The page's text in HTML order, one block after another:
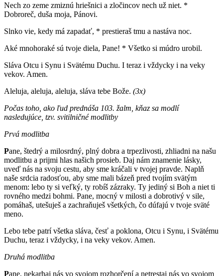
Nech zo zeme zmiznú hriešnici a zločincov nech už niet. *
Dobroreč, duša moja, Pánovi.
Slnko vie, kedy má zapadať, * prestieraš tmu a nastáva noc.
Aké mnohoraké sú tvoje diela, Pane! * Všetko si múdro urobil.
Sláva Otcu i Synu i Svätému Duchu. I teraz i vždycky i na veky
vekov. Amen.
Aleluja, aleluja, aleluja, sláva tebe Bože. (3x)
Počas toho, ako ľud prednáša 103. žalm, kňaz sa modlí
nasledujúce, tzv. svitilničné modlitby
Prvá modlitba
Pane, štedrý a milosrdný, plný dobra a trpezlivosti, zhliadni na našu
modlitbu a prijmi hlas našich prosieb. Daj nám znamenie lásky,
uveď nás na svoju cestu, aby sme kráčali v tvojej pravde. Naplň
naše srdcia radosťou, aby sme mali bázeň pred tvojím svätým
menom: lebo ty si veľký, ty robíš zázraky. Ty jediný si Boh a niet ti
rovného medzi bohmi. Pane, mocný v milosti a dobrotivý v sile,
pomáhaš, utešuješ a zachraňuješ všetkých, čo dúfajú v tvoje sväté
meno.
Lebo tebe patrí všetka sláva, česť a poklona, Otcu i Synu, i Svätému
Duchu, teraz i vždycky, i na veky vekov. Amen.
Druhá modlitba
Pane, nekarhaj nás vo svojom rozhorčení a netrestaj nás vo svojom